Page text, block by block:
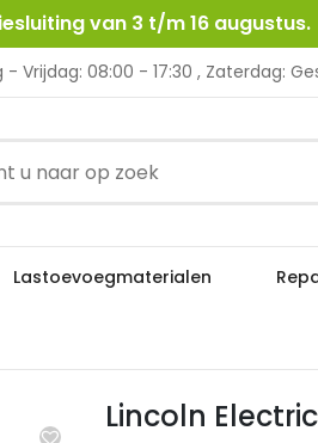
van 3 t/m 16 augustus.
Vrijdag: 08:00 - 17:30 , Zaterdag:
Lastoevoegmaterialen
Lasapparatuur Lincoln Electric
Lincoln Electric